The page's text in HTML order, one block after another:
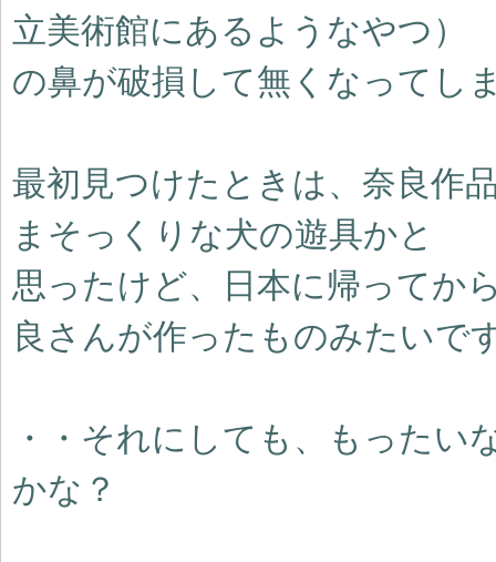
立美術館にあるようなやつ）
の鼻が破損して無くなってし
最初見つけたときは、奈良作
まそっくりな犬の遊具かと
思ったけど、日本に帰ってか
良さんが作ったものみたいで
・・それにしても、もった
かな？